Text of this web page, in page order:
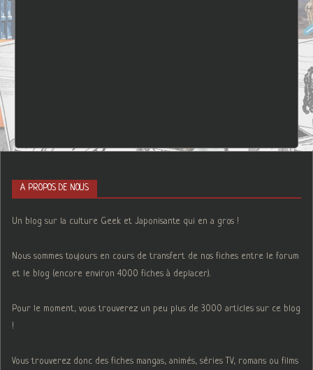
A PROPOS DE NOUS
Un blog sur la culture Geek et Japonisante qui en a gros !
Nous sommes toujours en cours de transfert de nos fiches entre le forum
et le blog (encore environ 4000 fiches à deplacer).
Pour le moment, vous trouverez un peu plus de 3000 articles sur ce blog
!
Vous trouverez donc des fiches mangas, animés, séries TV, romans ou films